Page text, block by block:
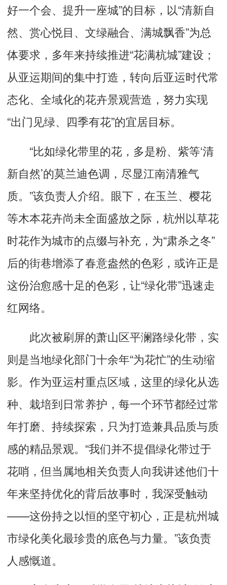
好一个会、提升一座城”的目标，以“清新自
然、赏心悦目、文绿融合、满城飘香”为总
体要求，多年来持续推进“花满杭城”建设；
从亚运期间的集中打造，转向后亚运时代常
态化、全域化的花卉景观营造，努力实现
“出门见绿、四季有花”的宜居目标。
“比如绿化带里的花，多是粉、紫等‘清
新自然’的莫兰迪色调，尽显江南清雅气
质。”该负责人介绍。眼下，在玉兰、樱花
等木本花卉尚未全面盛放之际，杭州以草花
时花作为城市的点缀与补充，为“肃杀之冬”
后的街巷增添了春意盎然的色彩，或许正是
这份治愈感十足的色彩，让“绿化带”迅速走
红网络。
此次被刷屏的萧山区平澜路绿化带，实
则是当地绿化部门十余年“为花忙”的生动缩
影。作为亚运村重点区域，这里的绿化从选
种、栽培到日常养护，每一个环节都经过常
年打磨、持续探索，只为打造兼具品质与质
感的精品景观。“我们并不提倡绿化带过于
花哨，但当属地相关负责人向我讲述他们十
年来坚持优化的背后故事时，我深受触动
——这份持之以恒的坚守初心，正是杭州城
市绿化美化最珍贵的底色与力量。”该负责
人感慨道。